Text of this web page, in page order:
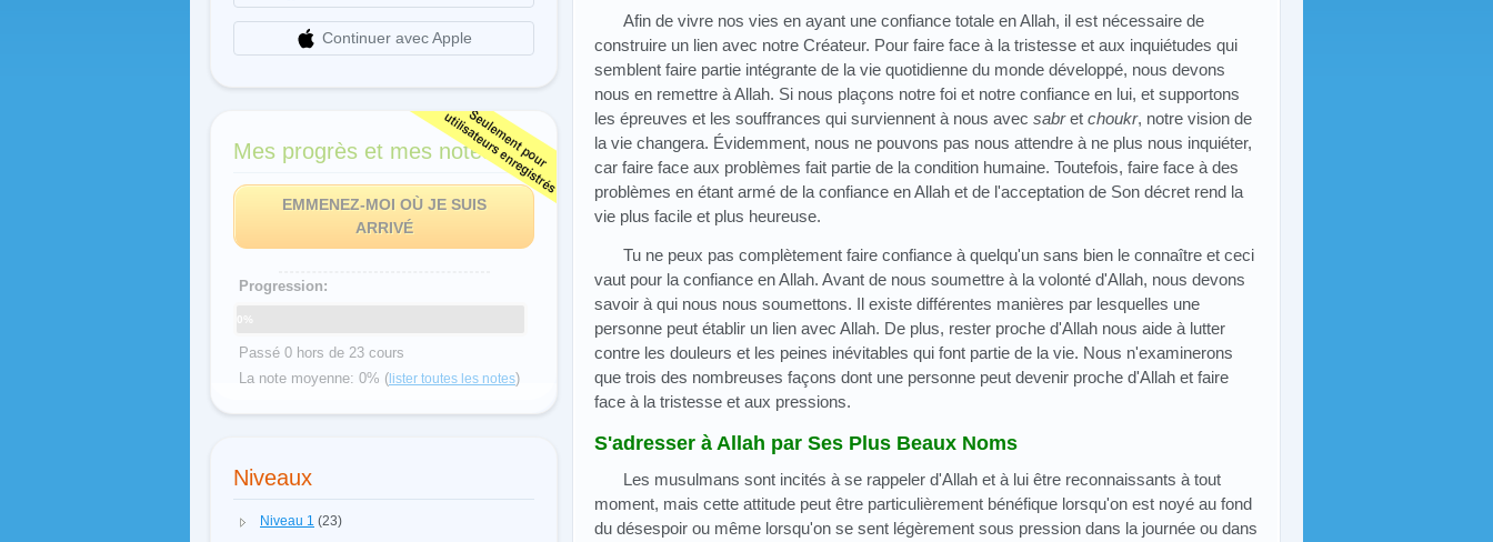
Continuer avec Apple
Mes progrès et mes notes
EMMENEZ-MOI OÙ JE SUIS
ARRIVÉ
Progression:
0%
Passé 0 hors de 23 cours
La note moyenne: 0% (lister toutes les notes)
Niveaux
Niveau 1 (23)
Afin de vivre nos vies en ayant une confiance totale en Allah, il est nécessaire de
construire un lien avec notre Créateur. Pour faire face à la tristesse et aux inquiétudes qui
semblent faire partie intégrante de la vie quotidienne du monde développé, nous devons
nous en remettre à Allah. Si nous plaçons notre foi et notre confiance en lui, et supportons
les épreuves et les souffrances qui surviennent à nous avec sabret choukr, notre vision de
la vie changera. Évidemment, nous ne pouvons pas nous attendre à ne plus nous inquiéter,
car faire face aux problèmes fait partie de la condition humaine. Toutefois, faire face à des
problèmes en étant armé de la confiance en Allah et de l'acceptation de Son décret rend la
vie plus facile et plus heureuse.
Tu ne peux pas complètement faire confiance à quelqu'un sans bien le connaître et ceci
vaut pour la confiance en Allah. Avant de nous soumettre à la volonté d'Allah, nous devons
savoir à qui nous nous soumettons. Il existe différentes manières par lesquelles une
personne peut établir un lien avec Allah. De plus, rester proche d'Allah nous aide à lutter
contre les douleurs et les peines inévitables qui font partie de la vie. Nous n'examinerons
que trois des nombreuses façons dont une personne peut devenir proche d'Allah et faire
face à la tristesse et aux pressions.
S'adresser à Allah par Ses Plus Beaux Noms
Les musulmans sont incités à se rappeler d'Allah et à lui être reconnaissants à tout
moment, mais cette attitude peut être particulièrement bénéfique lorsqu'on est noyé au fond
du désespoir ou même lorsqu'on se sent légèrement sous pression dans la journée ou dans